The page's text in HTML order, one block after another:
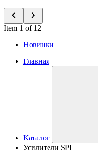
Item 1 of 12
Новинки
Главная
Каталог
Усилители SPI